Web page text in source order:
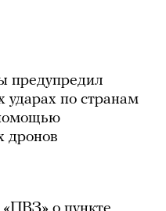
предупредил
ударах по странам
дронов